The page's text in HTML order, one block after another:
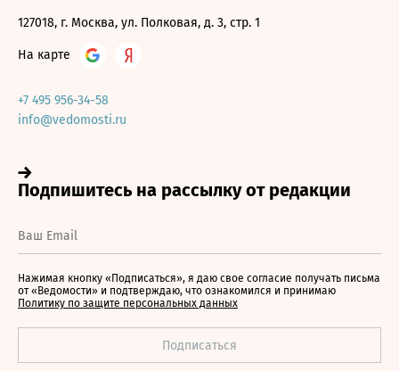
127018, г. Москва, ул. Полковая, д. 3, стр. 1
На карте
+7 495 956-34-58
info@vedomosti.ru
Нажимая кнопку «Подписаться», я даю свое согласие получать письма
от «Ведомости» и подтверждаю, что ознакомился и принимаю
Политику по защите персональных данных